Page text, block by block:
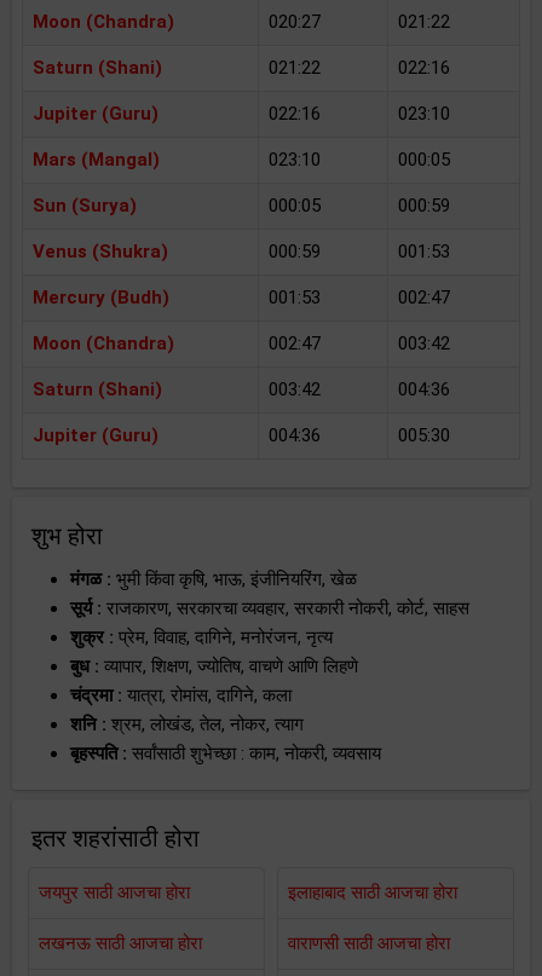
Moon (Chandra) 020:27 021:22
Saturn (Shani) 021:22 022:16
Jupiter (Guru) 022:16 023:10
Mars (Mangal) 023:10 000:05
Sun (Surya) 000:05 000:59
Venus (Shukra) 000:59 001:53
Mercury (Budh) 001:53 002:47
Moon (Chandra) 002:47 003:42
Saturn (Shani) 003:42 004:36
Jupiter (Guru) 004:36 005:30
शुभ होरा
मंगळ : भुमी किंवा कृषि, भाऊ, इंजीनियरिंग, खेळ
सूर्य : राजकारण, सरकारचा व्यवहार, सरकारी नोकरी, कोर्ट, साहस
शुक्र : प्रेम, विवाह, दागिने, मनोरंजन, नृत्य
बुध : व्यापार, शिक्षण, ज्योतिष, वाचणे आणि लिहणे
चंद्रमा : यात्रा, रोमांस, दागिने, कला
शनि : श्रम, लोखंड, तेल, नोकर, त्याग
बृहस्पति : सर्वांसाठी शुभेच्छा : काम, नोकरी, व्यवसाय
इतर शहरांसाठी होरा
जयपुर साठी आजचा होरा
लखनऊ साठी आजचा होरा
इलाहाबाद साठी आजचा होरा
वाराणसी साठी आजचा होरा